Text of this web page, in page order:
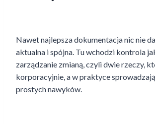
Nawet najlepsza dokumentacja nic nie
aktualna i spójna. Tu wchodzi kontrola
zarządzanie zmianą, czyli dwie rzeczy,
korporacyjnie, a w praktyce
prostych nawyków.